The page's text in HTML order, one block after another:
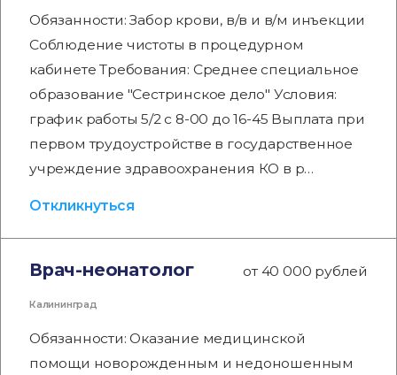
Обязанности: Забор крови, в/в и в/м инъекции
Соблюдение чистоты в процедурном
кабинете Требования: Среднее специальное
образование "Сестринское дело" Условия:
график работы 5/2 с 8-00 до 16-45 Выплата при
первом трудоустройстве в государственное
учреждение здравоохранения КО в р…
Откликнуться
Врач-неонатолог от 40 000 рублей
Калининград
Обязанности: Оказание медицинской
помощи новорожденным и недоношенным